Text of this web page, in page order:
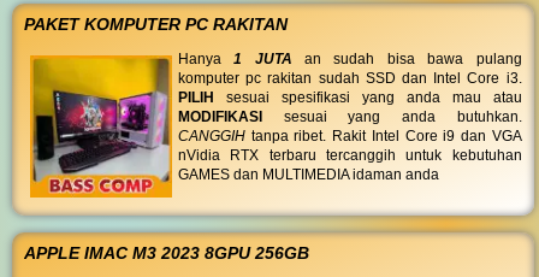
PAKET KOMPUTER PC RAKITAN
Hanya1 JUTA an sudah bisa bawa pulang
komputer pc rakitan sudah SSD dan Intel Core i3.
PILIH
sesuai spesifikasi yang anda mau atau
MODIFIKASI
sesuai yang anda butuhkan.
CANGGIH tanpa ribet. Rakit Intel Core i9 dan VGA
nVidia RTX terbaru tercanggih untuk kebutuhan
GAMES dan MULTIMEDIA idaman anda
APPLE IMAC M3 2023 8GPU 256GB